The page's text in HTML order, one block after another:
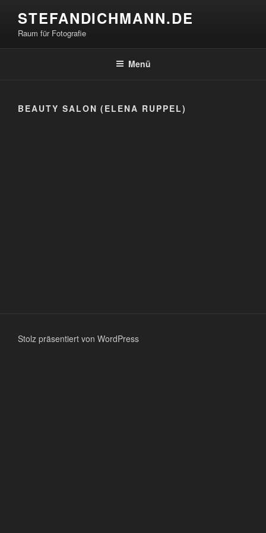
Inhalt
springen
STEFANDICHMANN.DE
Raum für Fotografie
Menü
BEAUTY SALON (ELENA RUPPEL)
Stolz präsentiert von WordPress